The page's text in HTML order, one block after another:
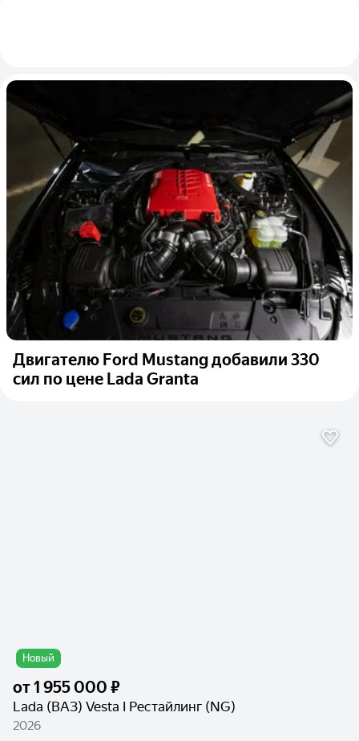
Двигателю Ford Mustang добавили 330
сил по цене Lada Granta
Новый
от1 955 000 ₽
Lada (ВАЗ) Vesta I Рестайлинг (NG)
2026